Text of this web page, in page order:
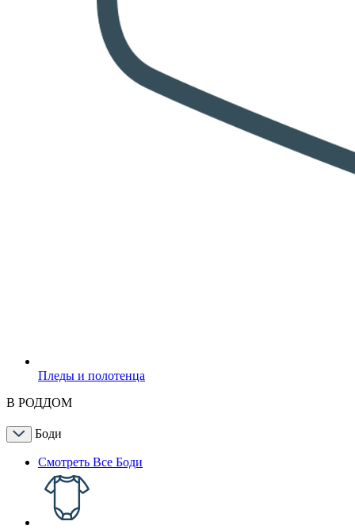
Пледы и полотенца
В РОДДОМ
Боди
Смотреть Все Боди